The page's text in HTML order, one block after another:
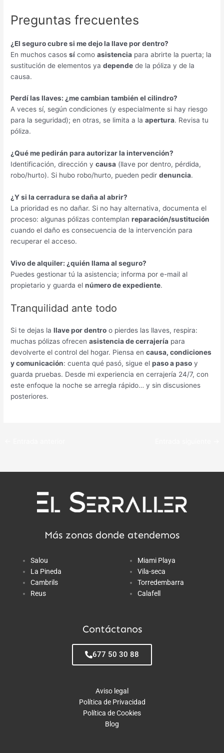
Preguntas frecuentes
¿El seguro cubre si me dejo la llave por dentro?
En muchos casossí comoasistencia para abrirte la puerta; la
sustitución de elementos yadepende de la póliza y de la
causa.
Perdí las llaves: ¿me cambian también el cilindro?
A veces sí, según condiciones (y especialmente si hay riesgo
para la seguridad); en otras, se limita a laapertura. Revisa tu
póliza.
¿Qué me pedirán para autorizar la intervención?
Identificación, dirección ycausa (llave por dentro, pérdida,
robo/hurto). Si hubo robo/hurto, pueden pedirdenuncia.
¿Y si la cerradura se daña al abrir?
La prioridad es no dañar. Si no hay alternativa, documenta el
proceso: algunas pólizas contemplanreparación/sustitución
cuando el daño es consecuencia de la intervención para
recuperar el acceso.
Vivo de alquiler: ¿quién llama al seguro?
Puedes gestionar tú la asistencia; informa por e-mail al
propietario y guarda elnúmero de expediente.
Tranquilidad ante todo
Si te dejas lallave por dentro o pierdes las llaves, respira:
muchas pólizas ofrecenasistencia de cerrajería para
devolverte el control del hogar. Piensa encausa, condiciones
y comunicación: cuenta qué pasó, sigue elpaso a paso y
guarda pruebas. Desde mi experiencia en cerrajería 24/7, con
este enfoque la noche se arregla rápido… y sin discusiones
posteriores.
Más zonas donde atendemos
Salou
La Pineda
Cambrils
Reus
Miami Playa
Vila-seca
Torredembarra
Calafell
Contáctanos
677 50 30 88
Aviso legal
Política de Privacidad
Política de Cookies
Blog